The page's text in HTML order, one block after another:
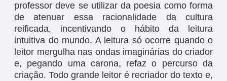
professor deve se utilizar da poesia como forma
de atenuar essa racionalidade da cultura
reificada, incentivando o hábito da leitura
intuitiva do mundo. A leitura só ocorre quando o
leitor mergulha nas ondas imaginárias do criador
e, pegando uma carona, refaz o percurso da
criação. Todo grande leitor é recriador do texto e,